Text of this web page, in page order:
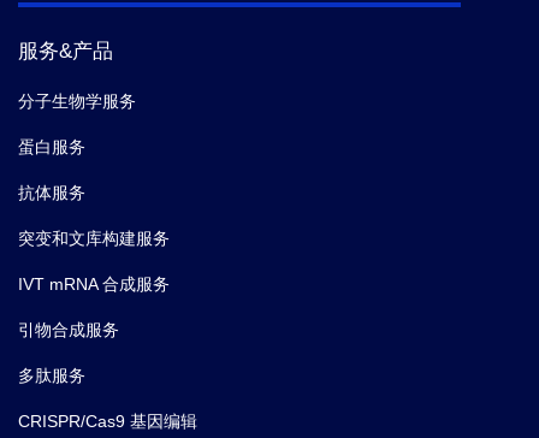
服务&产品
分子生物学服务
蛋白服务
抗体服务
突变和文库构建服务
IVT mRNA 合成服务
引物合成服务
多肽服务
CRISPR/Cas9 基因编辑